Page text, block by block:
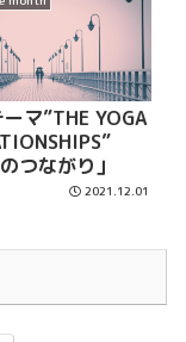
マ”THE YOGA
つながり」
2021.12.01